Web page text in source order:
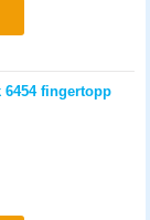
fingertopp